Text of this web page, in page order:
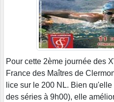
Pour cette 2ème journée des
France des Maîtres de
lice sur le 200 NL. Bien
des séries à 9h00), elle